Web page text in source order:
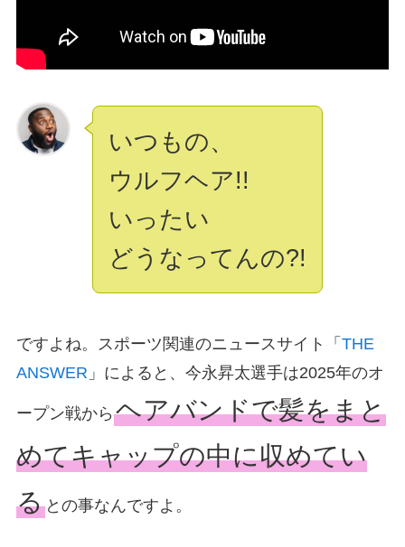
いつもの、
ウルフヘア!!
いったい
どうなってんの?!
ですよね。スポーツ関連のニュースサイト「 THE
ANSWER 」によると、今永昇太選手は2025年のオ
ープン戦から ヘアバンドで髪をまと
めてキャップの中に収めてい
るとの事なんですよ。